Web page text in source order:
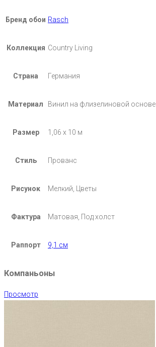
Бренд обои Rasch
Коллекция Country Living
Страна Германия
Материал Винил на флизелиновой основе
Размер 1,06 х 10 м
Стиль Прованс
Рисунок Мелкий, Цветы
Фактура Матовая, Под холст
Раппорт 9,1 см
Компаньоны
Просмотр